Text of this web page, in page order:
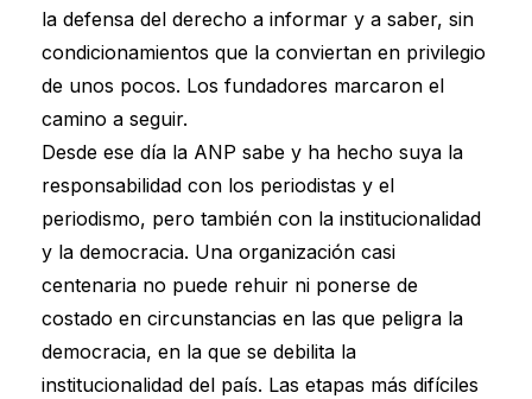
la defensa del derecho a informar y a saber, sin
condicionamientos que la conviertan en privilegio
de unos pocos. Los fundadores marcaron el
camino a seguir.
Desde ese día la ANP sabe y ha hecho suya la
responsabilidad con los periodistas y el
periodismo, pero también con la institucionalidad
y la democracia. Una organización casi
centenaria no puede rehuir ni ponerse de
costado en circunstancias en las que peligra la
democracia, en la que se debilita la
institucionalidad del país. Las etapas más difíciles